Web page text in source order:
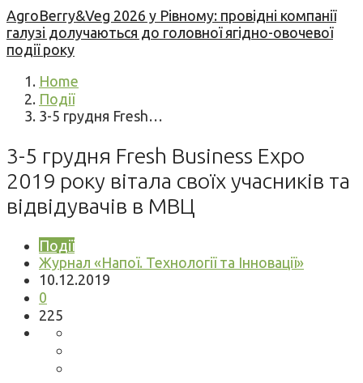
AgroBerry&Veg 2026 у Рівному: провідні компанії
галузі долучаються до головної ягідно-овочевої
події року
Home
Події
3-5 грудня Fresh…
3-5 грудня Fresh Business Expo
2019 року вітала своїх учасників та
відвідувачів в МВЦ
Події
Журнал «Напої. Технології та Інновації»
10.12.2019
0
225